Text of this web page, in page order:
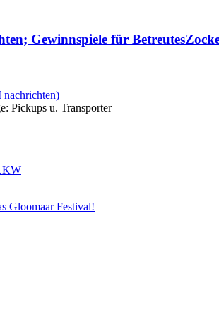
Gewinnspiele für
Pickups u. Transporter
Gloomaar Festival!